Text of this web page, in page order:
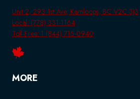
Unit 2, 293 1st Ave, Kamloops, BC V2C 3J3
Local: (778) 331-1164
Toll-Free: 1 (844) 715-0940
MORE